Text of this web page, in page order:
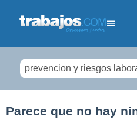
Parece que no hay